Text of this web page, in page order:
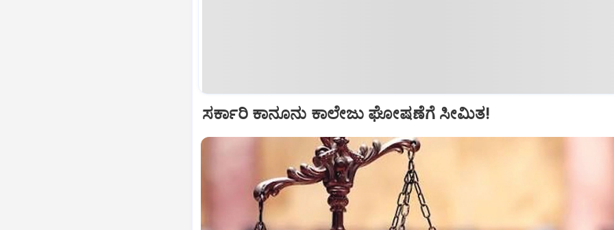
ಸರ್ಕಾರಿ ಕಾನೂನು ಕಾಲೇಜು ಘೋಷಣೆಗೆ ಸೀಮಿತ!